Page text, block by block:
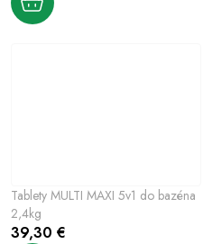
Tablety MULTI MAXI 5v1 do bazéna
2,4kg
39,30 €